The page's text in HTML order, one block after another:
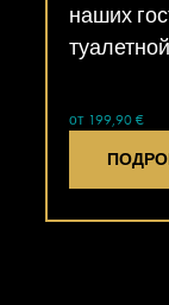
наших
от 199,90 €